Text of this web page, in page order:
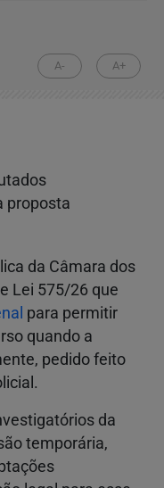
A- A+
proposta
da Câmara dos
Lei 575/26 que
para permitir
quando a
pedido feito
da
temporária,